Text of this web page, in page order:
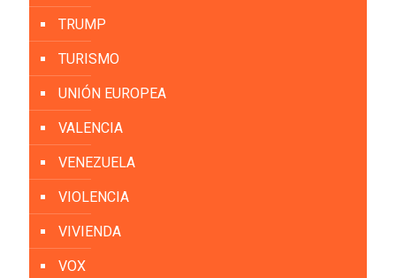
TRUMP
TURISMO
UNIÓN EUROPEA
VALENCIA
VENEZUELA
VIOLENCIA
VIVIENDA
VOX